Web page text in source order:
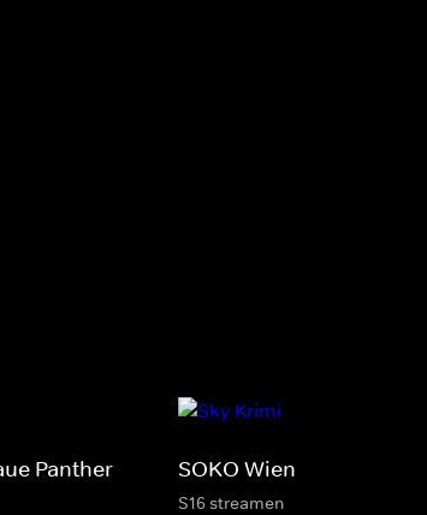
Panther SOKO Wien
S16 streamen